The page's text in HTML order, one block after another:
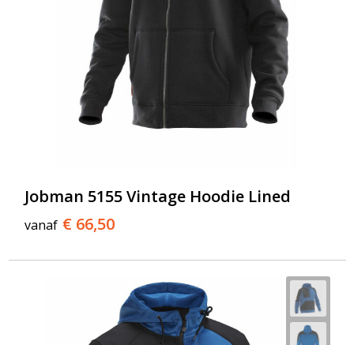
Jobman 5155 Vintage Hoodie Lined
vanaf € 66,50